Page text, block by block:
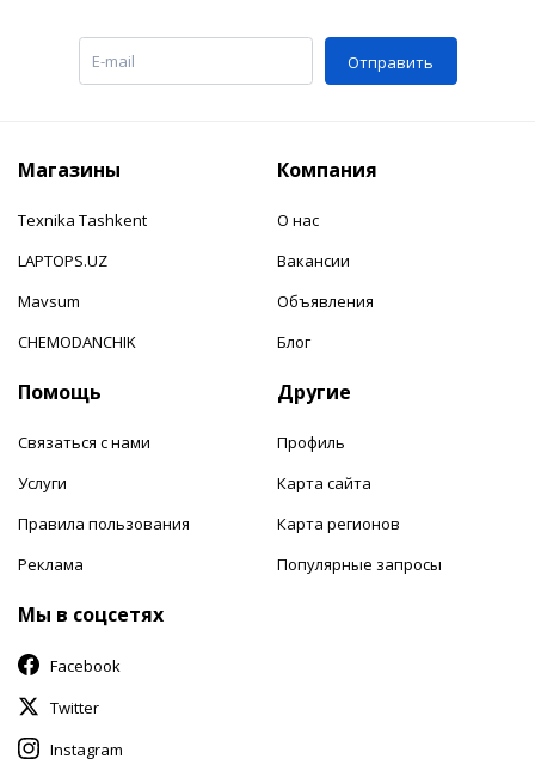
Отправить
Магазины
Texnika Tashkent
LAPTOPS.UZ
Mavsum
CHEMODANCHIK
Компания
О нас
Вакансии
Объявления
Блог
Помощь
Связаться с нами
Услуги
Правила пользования
Реклама
Другие
Профиль
Карта сайта
Карта регионов
Популярные запросы
Мы в соцсетях
Facebook
Twitter
Instagram